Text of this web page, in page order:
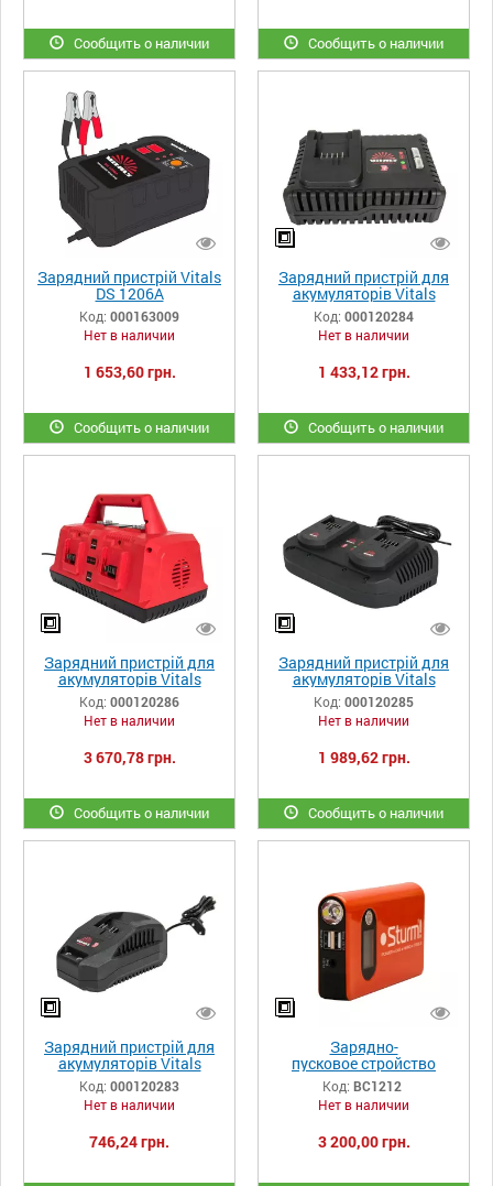
Сообщить о наличии Сообщить о наличии
Зарядний пристрій Vitals
DS 1206A
Код: 000163009
Нет в наличии
1 653,60 грн.
Сообщить о наличии
Зарядний пристрій для
акумуляторів Vitals
Professional LSL 1840P
SmartLine
Код: 000120284
Нет в наличии
1 433,12 грн.
Сообщить о наличии
Зарядний пристрій для
акумуляторів Vitals
Professional LSL 1835-4P
SmartLine
Код: 000120286
Нет в наличии
3 670,78 грн.
Сообщить о наличии
Зарядний пристрій для
акумуляторів Vitals
Professional LSL 1835-2P
SmartLine
Код: 000120285
Нет в наличии
1 989,62 грн.
Сообщить о наличии
Зарядний пристрій для
акумуляторів Vitals
Master LSL 1824P
SmartLine
Код: 000120283
Нет в наличии
746,24 грн.
Зарядно-
пусковое стройство
Sturm BC1212
Код: BC1212
Нет в наличии
3 200,00 грн.